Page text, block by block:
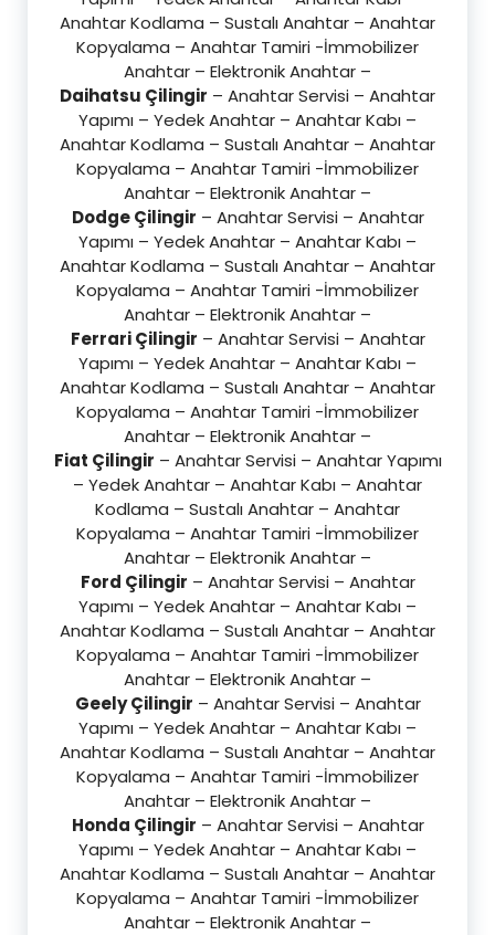
Anahtar Kodlama – Sustalı Anahtar – Anahtar
Kopyalama – Anahtar Tamiri -İmmobilizer
Anahtar – Elektronik Anahtar –
Daihatsu Çilingir – Anahtar Servisi – Anahtar
Yapımı – Yedek Anahtar – Anahtar Kabı –
Anahtar Kodlama – Sustalı Anahtar – Anahtar
Kopyalama – Anahtar Tamiri -İmmobilizer
Anahtar – Elektronik Anahtar –
Dodge Çilingir – Anahtar Servisi – Anahtar
Yapımı – Yedek Anahtar – Anahtar Kabı –
Anahtar Kodlama – Sustalı Anahtar – Anahtar
Kopyalama – Anahtar Tamiri -İmmobilizer
Anahtar – Elektronik Anahtar –
Ferrari Çilingir – Anahtar Servisi – Anahtar
Yapımı – Yedek Anahtar – Anahtar Kabı –
Anahtar Kodlama – Sustalı Anahtar – Anahtar
Kopyalama – Anahtar Tamiri -İmmobilizer
Anahtar – Elektronik Anahtar –
Fiat Çilingir – Anahtar Servisi – Anahtar Yapımı
– Yedek Anahtar – Anahtar Kabı – Anahtar
Kodlama – Sustalı Anahtar – Anahtar
Kopyalama – Anahtar Tamiri -İmmobilizer
Anahtar – Elektronik Anahtar –
Ford Çilingir – Anahtar Servisi – Anahtar
Yapımı – Yedek Anahtar – Anahtar Kabı –
Anahtar Kodlama – Sustalı Anahtar – Anahtar
Kopyalama – Anahtar Tamiri -İmmobilizer
Anahtar – Elektronik Anahtar –
Geely Çilingir – Anahtar Servisi – Anahtar
Yapımı – Yedek Anahtar – Anahtar Kabı –
Anahtar Kodlama – Sustalı Anahtar – Anahtar
Kopyalama – Anahtar Tamiri -İmmobilizer
Anahtar – Elektronik Anahtar –
Honda Çilingir – Anahtar Servisi – Anahtar
Yapımı – Yedek Anahtar – Anahtar Kabı –
Anahtar Kodlama – Sustalı Anahtar – Anahtar
Kopyalama – Anahtar Tamiri -İmmobilizer
Anahtar – Elektronik Anahtar –